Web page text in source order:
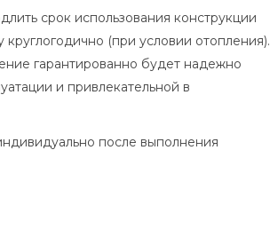
срок использования конструкции
(при условии отопления).
гарантированно будет надежно
и привлекательной в
после выполнения